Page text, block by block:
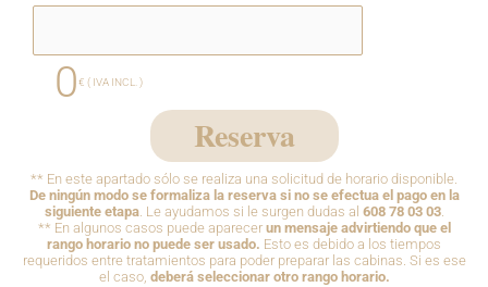
0€ ( IVA INCL. )
Reserva
** En este apartado sólo se realiza una solicitud de horario disponible.
De ningún modo se formaliza la reserva si no se efectua el pago en la
siguiente etapa. Le ayudamos si le surgen dudas al 608 78 03 03.
** En algunos casos puede aparecer un mensaje advirtiendo que el
rango horario no puede ser usado. Esto es debido a los tiempos
requeridos entre tratamientos para poder preparar las cabinas. Si es ese
el caso, deberá seleccionar otro rango horario.